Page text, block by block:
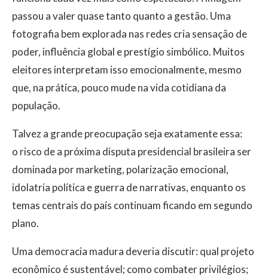
passou a valer quase tanto quanto a gestão. Uma
fotografia bem explorada nas redes cria sensação de
poder, influência global e prestígio simbólico. Muitos
eleitores interpretam isso emocionalmente, mesmo
que, na prática, pouco mude na vida cotidiana da
população.
Talvez a grande preocupação seja exatamente essa:
o risco de a próxima disputa presidencial brasileira ser
dominada por marketing, polarização emocional,
idolatria política e guerra de narrativas, enquanto os
temas centrais do país continuam ficando em segundo
plano.
Uma democracia madura deveria discutir: qual projeto
econômico é sustentável; como combater privilégios;